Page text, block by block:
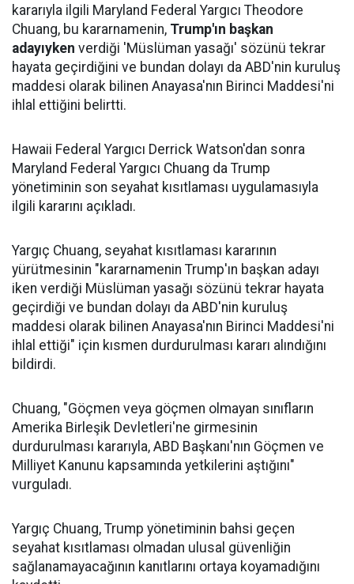
kararıyla ilgili Maryland Federal Yargıcı Theodore
Chuang, bu kararnamenin, Trump'ın başkan
adayıyken verdiği 'Müslüman yasağı' sözünü tekrar
hayata geçirdiğini ve bundan dolayı da ABD'nin kuruluş
maddesi olarak bilinen Anayasa'nın Birinci Maddesi'ni
ihlal ettiğini belirtti.
Hawaii Federal Yargıcı Derrick Watson'dan sonra
Maryland Federal Yargıcı Chuang da Trump
yönetiminin son seyahat kısıtlaması uygulamasıyla
ilgili kararını açıkladı.
Yargıç Chuang, seyahat kısıtlaması kararının
yürütmesinin "kararnamenin Trump'ın başkan adayı
iken verdiği Müslüman yasağı sözünü tekrar hayata
geçirdiği ve bundan dolayı da ABD'nin kuruluş
maddesi olarak bilinen Anayasa'nın Birinci Maddesi'ni
ihlal ettiği" için kısmen durdurulması kararı alındığını
bildirdi.
Chuang, "Göçmen veya göçmen olmayan sınıfların
Amerika Birleşik Devletleri'ne girmesinin
durdurulması kararıyla, ABD Başkanı'nın Göçmen ve
Milliyet Kanunu kapsamında yetkilerini aştığını"
vurguladı.
Yargıç Chuang, Trump yönetiminin bahsi geçen
seyahat kısıtlaması olmadan ulusal güvenliğin
sağlanamayacağının kanıtlarını ortaya koyamadığını